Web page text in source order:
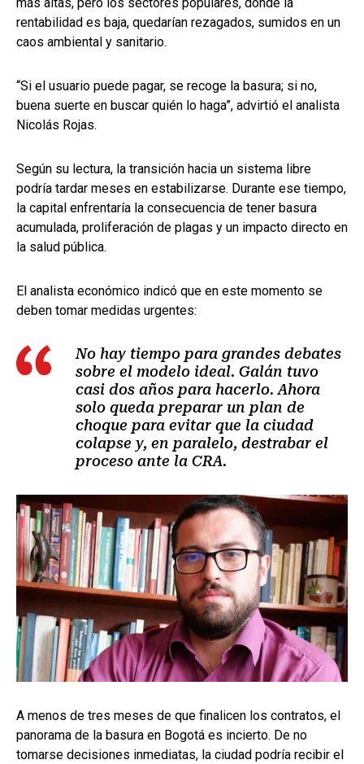
rentabilidad es baja, quedarían rezagados, sumidos en un
caos ambiental y sanitario.
“Si el usuario puede pagar, se recoge la basura; si no,
buena suerte en buscar quién lo haga”, advirtió el analista
Nicolás Rojas.
Según su lectura, la transición hacia un sistema libre
podría tardar meses en estabilizarse. Durante ese tiempo,
la capital enfrentaría la consecuencia de tener basura
acumulada, proliferación de plagas y un impacto directo en
la salud pública.
El analista económico indicó que en este momento se
deben tomar medidas urgentes:
No hay tiempo para grandes debates
sobre el modelo ideal. Galán tuvo
casi dos años para hacerlo. Ahora
solo queda preparar un plan de
choque para evitar que la ciudad
colapse y, en paralelo, destrabar el
proceso ante la CRA.
A menos de tres meses de que finalicen los contratos, el
panorama de la basura en Bogotá es incierto. De no
tomarse decisiones inmediatas, la ciudad podría recibir el